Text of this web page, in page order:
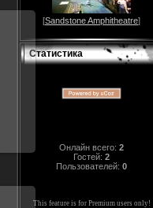
[Sandstone Amphitheatre]
Статистика
Онлайн всего: 2
Гостей: 2
Пользователей: 0
This feature is for Premium users only!